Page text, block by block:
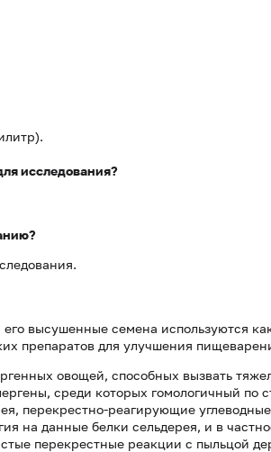
исследования?
его высушенные семена используются
препаратов для улучшения
овощей, способных вызвать
среди которых гомологичный по
перекрестно-реагирующие
на данные белки сельдерея, и в
перекрестные реакции с пыльцой